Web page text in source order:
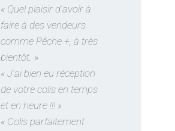
« Quel plaisir d’avoir à
faire à des vendeurs
comme Pêche +, à très
bientôt. »
« J’ai bien eu réception
de votre colis en temps
et en heure !!! »
« Colis parfaitement